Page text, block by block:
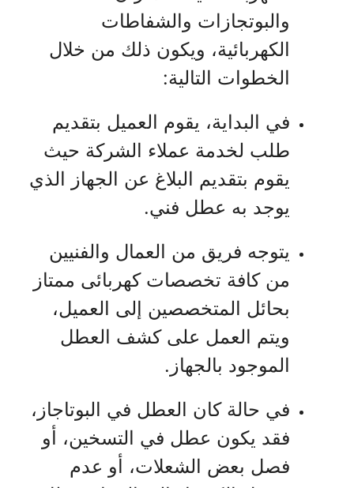
والبوتجازات والشفاطات
الكهربائية، ويكون ذلك من خلال
الخطوات التالية:
في البداية، يقوم العميل بتقديم
طلب لخدمة عملاء الشركة حيث
يقوم بتقديم البلاغ عن الجهاز الذي
يوجد به عطل فني.
يتوجه فريق من العمال والفنيين
من كافة تخصصات كهربائى ممتاز
بحائل المتخصصين إلى العميل،
ويتم العمل على كشف العطل
الموجود بالجهاز.
في حالة كان العطل في البوتاجاز،
فقد يكون عطل في التسخين، أو
فصل بعض الشعلات، أو عدم